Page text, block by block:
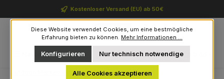
Zum Hauptinhalt springenKostenloser Versand (EU) ab 50€
Navigation Du hast 0 Produkte auf
Outdoor-Marken von A bis Z Hot Sportswear
Diese Website verwendet Cookies, um eine bestmögliche
Erfahrung bieten zu können. Mehr Informationen ...
Nur technisch notwendige
Konfigurieren
Alle Cookies akzeptieren